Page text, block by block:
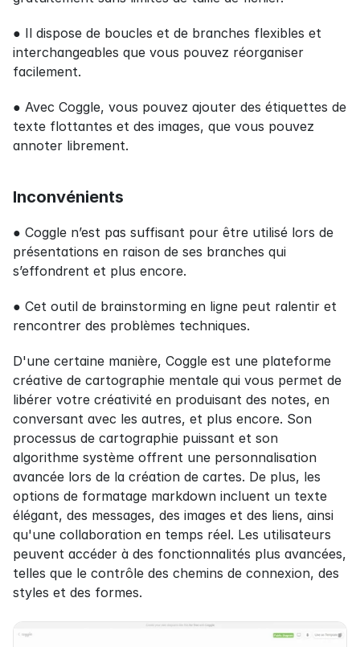
● Il dispose de boucles et de branches flexibles et
interchangeables que vous pouvez réorganiser
facilement.
● Avec Coggle, vous pouvez ajouter des étiquettes de
texte flottantes et des images, que vous pouvez
annoter librement.
Inconvénients
● Coggle n’est pas suffisant pour être utilisé lors de
présentations en raison de ses branches qui
s’effondrent et plus encore.
● Cet outil de brainstorming en ligne peut ralentir et
rencontrer des problèmes techniques.
D'une certaine manière, Coggle est une plateforme
créative de cartographie mentale qui vous permet de
libérer votre créativité en produisant des notes, en
conversant avec les autres, et plus encore. Son
processus de cartographie puissant et son
algorithme système offrent une personnalisation
avancée lors de la création de cartes. De plus, les
options de formatage markdown incluent un texte
élégant, des messages, des images et des liens, ainsi
qu'une collaboration en temps réel. Les utilisateurs
peuvent accéder à des fonctionnalités plus avancées,
telles que le contrôle des chemins de connexion, des
styles et des formes.